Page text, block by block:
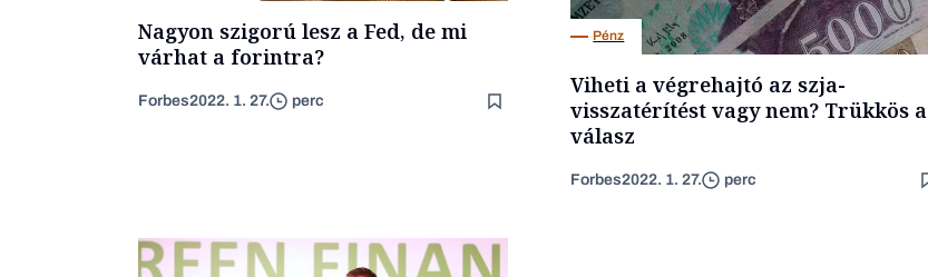
Nagyon szigorú lesz a Fed, de mi
várhat a forintra?
Forbes2022. 1. 27. perc
Pénz
Viheti a végrehajtó az szja-
visszatérítést vagy nem? Trükkös a
válasz
Forbes2022. 1. 27. perc